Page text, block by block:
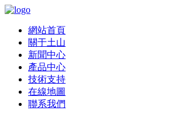
網站首頁
關于土山
新聞中心
產品中心
技術支持
在線地圖
聯系我們